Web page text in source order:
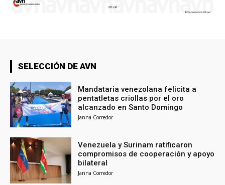
SELECCIÓN DE AVN
Mandataria venezolana felicita a
pentatletas criollas por el oro
alcanzado en Santo Domingo
Janna Corredor
Venezuela y Surinam ratificaron
compromisos de cooperación y apoyo
bilateral
Janna Corredor